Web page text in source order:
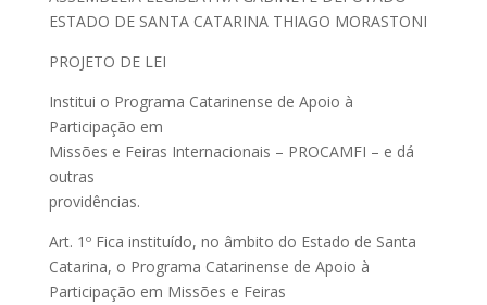
ESTADO DE SANTA CATARINA THIAGO MORASTONI
PROJETO DE LEI
Institui o Programa Catarinense de Apoio à
Participação em
Missões e Feiras Internacionais – PROCAMFI – e dá
outras
providências.
Art. 1º Fica instituído, no âmbito do Estado de Santa
Catarina, o Programa Catarinense de Apoio à
Participação em Missões e Feiras